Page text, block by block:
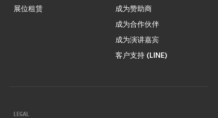
展位租赁
成为赞助商
成为合作伙伴
成为演讲嘉宾
客户支持 (LINE)
LEGAL